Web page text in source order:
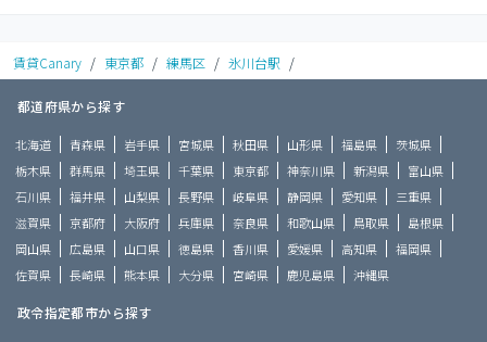
賃貸Canary / 東京都 / 練馬区 / 氷川台駅 /
都道府県から探す
北海道 青森県 岩手県 宮城県 秋田県 山形県 福島県
茨城県
栃木県
群馬県 埼玉県 千葉県 東京都 神奈川県 新潟県
富山県
石川県
福井県 山梨県 長野県 岐阜県 静岡県 愛知県
三重県
滋賀県
京都府 大阪府 兵庫県 奈良県 和歌山県 鳥取県
島根県
岡山県
広島県 山口県 徳島県 香川県 愛媛県 高知県
福岡県
佐賀県
長崎県 熊本県 大分県 宮崎県 鹿児島県 沖縄県
政令指定都市から探す